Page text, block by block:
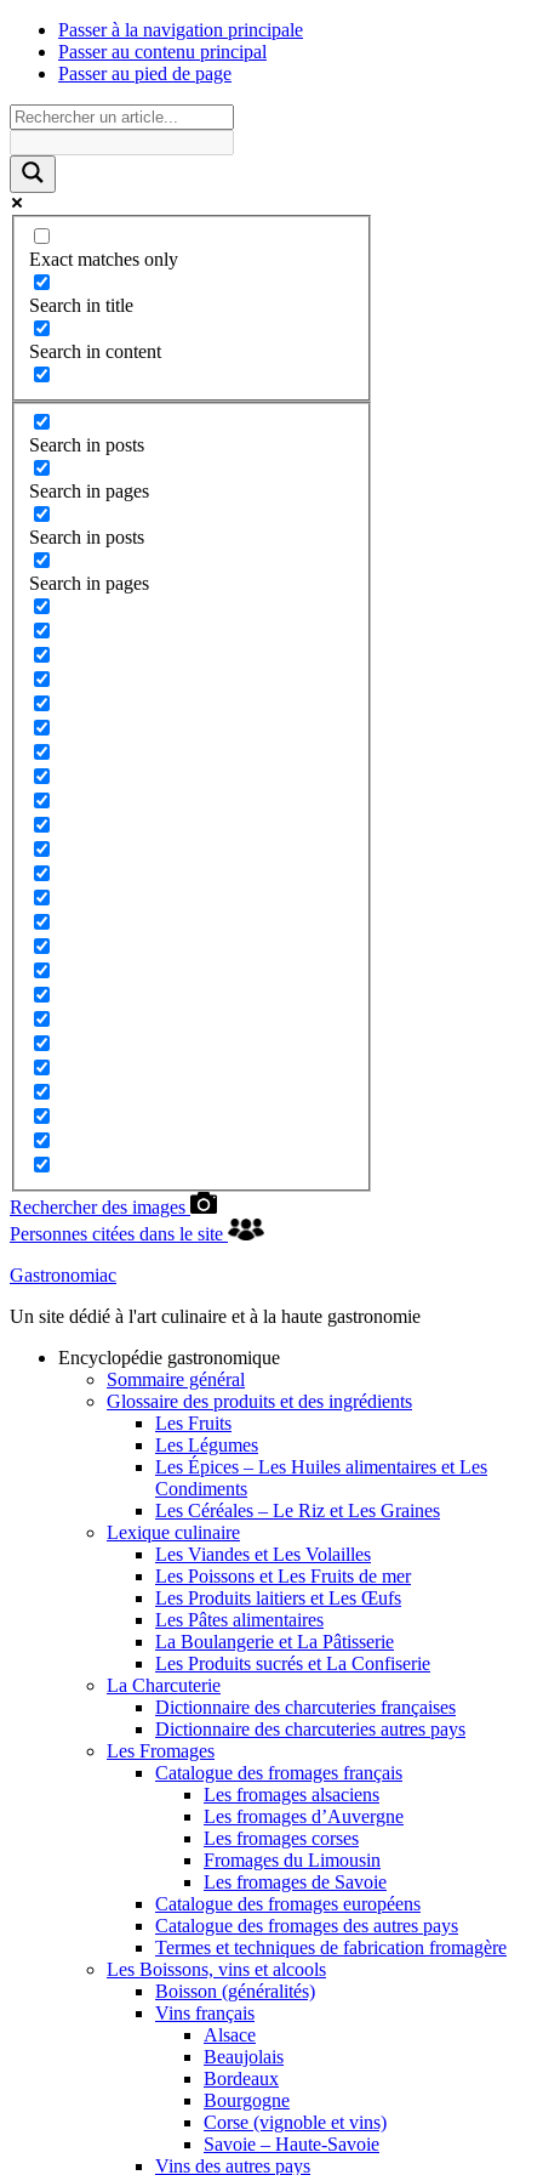
Passer à la navigation principale
Passer au contenu principal
Passer au pied de page
Exact matches only
Search in title
Search in content
Search in posts
Search in pages
Search in posts
Search in pages
Rechercher des images
Personnes citées dans le site
Gastronomiac
Un site dédié à l'art culinaire et à la haute gastronomie
Encyclopédie gastronomique
Sommaire général
Glossaire des produits et des ingrédients
Les Fruits
Les Légumes
Les Épices – Les Huiles alimentaires et Les
Condiments
Les Céréales – Le Riz et Les Graines
Lexique culinaire
Les Viandes et Les Volailles
Les Poissons et Les Fruits de mer
Les Produits laitiers et Les Œufs
Les Pâtes alimentaires
La Boulangerie et La Pâtisserie
Les Produits sucrés et La Confiserie
La Charcuterie
Dictionnaire des charcuteries françaises
Dictionnaire des charcuteries autres pays
Les Fromages
Catalogue des fromages français
Les fromages alsaciens
Les fromages d’Auvergne
Les fromages corses
Fromages du Limousin
Les fromages de Savoie
Catalogue des fromages européens
Catalogue des fromages des autres pays
Termes et techniques de fabrication fromagère
Les Boissons, vins et alcools
Boisson (généralités)
Vins français
Alsace
Beaujolais
Bordeaux
Bourgogne
Corse (vignoble et vins)
Savoie – Haute-Savoie
Vins des autres pays